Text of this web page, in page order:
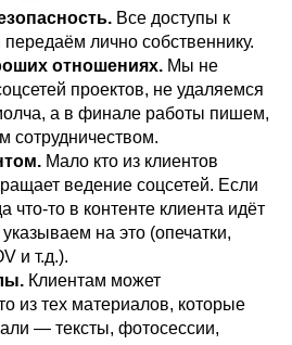
Все доступы к
лично собственнику.
отношениях. Мы не
проектов, не удаляемся
а в финале работы пишем,
сотрудничеством.
Мало кто из клиентов
ведение соцсетей. Если
что-то в контенте клиента идёт
на это (опечатки,
и т.д.).
Клиентам может
из тех материалов, которые
— тексты, фотосессии,